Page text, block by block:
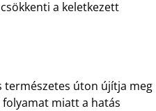
a keletkezett
természetes úton újítja meg
miatt a hatás